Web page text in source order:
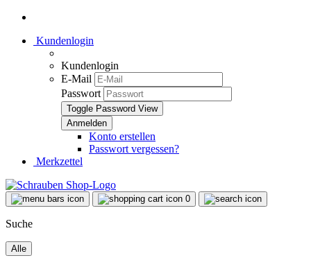
Kundenlogin
Kundenlogin
E-Mail
Passwort
Toggle Password View
Konto erstellen
Passwort vergessen?
Merkzettel
0
Suche
Alle